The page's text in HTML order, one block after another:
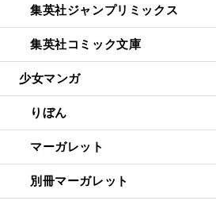
集英社ジャンプリミックス
集英社コミック文庫
少女マンガ
りぼん
マーガレット
別冊マーガレット